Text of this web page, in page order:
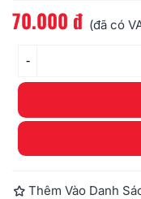
Đọc thêm
70.000 đ (đã có
-
Thêm Vào Danh